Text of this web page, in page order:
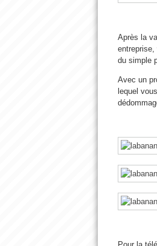
Après la
du simple
Avec un
lequel